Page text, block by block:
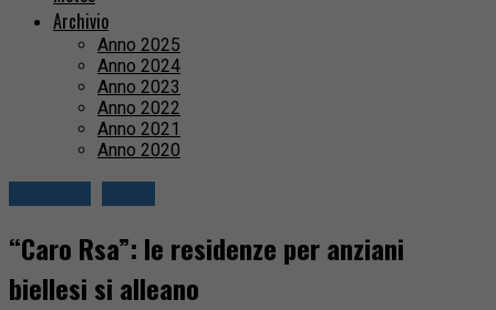
Archivio
Anno 2025
Anno 2024
Anno 2023
Anno 2022
Anno 2021
Anno 2020
“Caro Rsa”: le residenze per anziani
biellesi si alleano